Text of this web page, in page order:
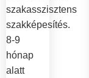
szakasszisztens
szakképesítés.
8-9
hónap
alatt